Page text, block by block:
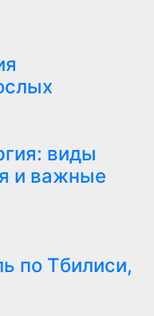
виды
и важные
по Тбилиси,